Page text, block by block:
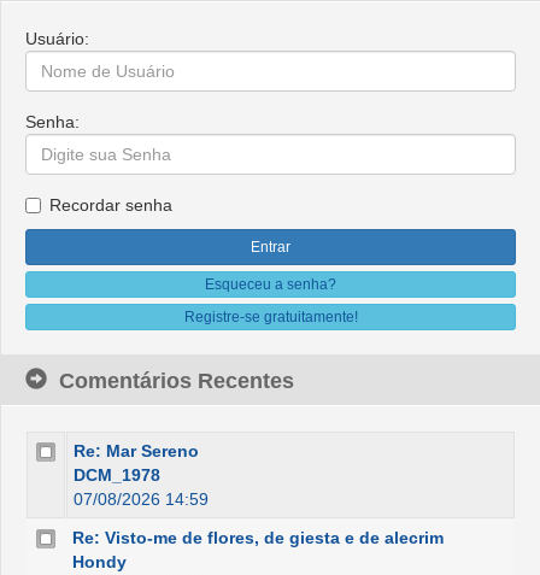
Usuário:
Senha:
Recordar senha
Esqueceu a senha?
Registre-se gratuitamente!
Comentários Recentes
Re: Mar Sereno
DCM_1978
07/08/2026 14:59
Re: Visto-me de flores, de giesta e de alecrim
Hondy